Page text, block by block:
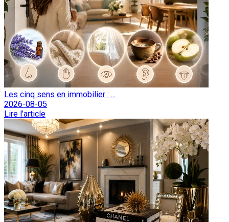
Les cinq sens en immobilier : ...
2026-08-05
Lire l'article